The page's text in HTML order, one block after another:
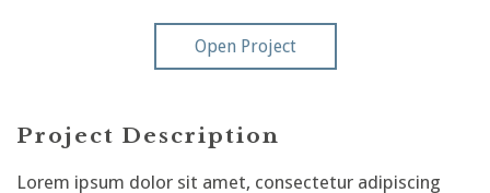
Open Project
Project Description
Lorem ipsum dolor sit amet, consectetur adipiscing